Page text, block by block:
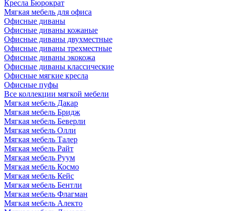
Кресла Бюрократ
Мягкая мебель для офиса
Офисные диваны
Офисные диваны кожаные
Офисные диваны двухместные
Офисные диваны трехместные
Офисные диваны экокожа
Офисные диваны классические
Офисные мягкие кресла
Офисные пуфы
Все коллекции мягкой мебели
Мягкая мебель Дакар
Мягкая мебель Бридж
Мягкая мебель Беверли
Мягкая мебель Олли
Мягкая мебель Талер
Мягкая мебель Райт
Мягкая мебель Руум
Мягкая мебель Космо
Мягкая мебель Кейс
Мягкая мебель Бентли
Мягкая мебель Флагман
Мягкая мебель Алекто